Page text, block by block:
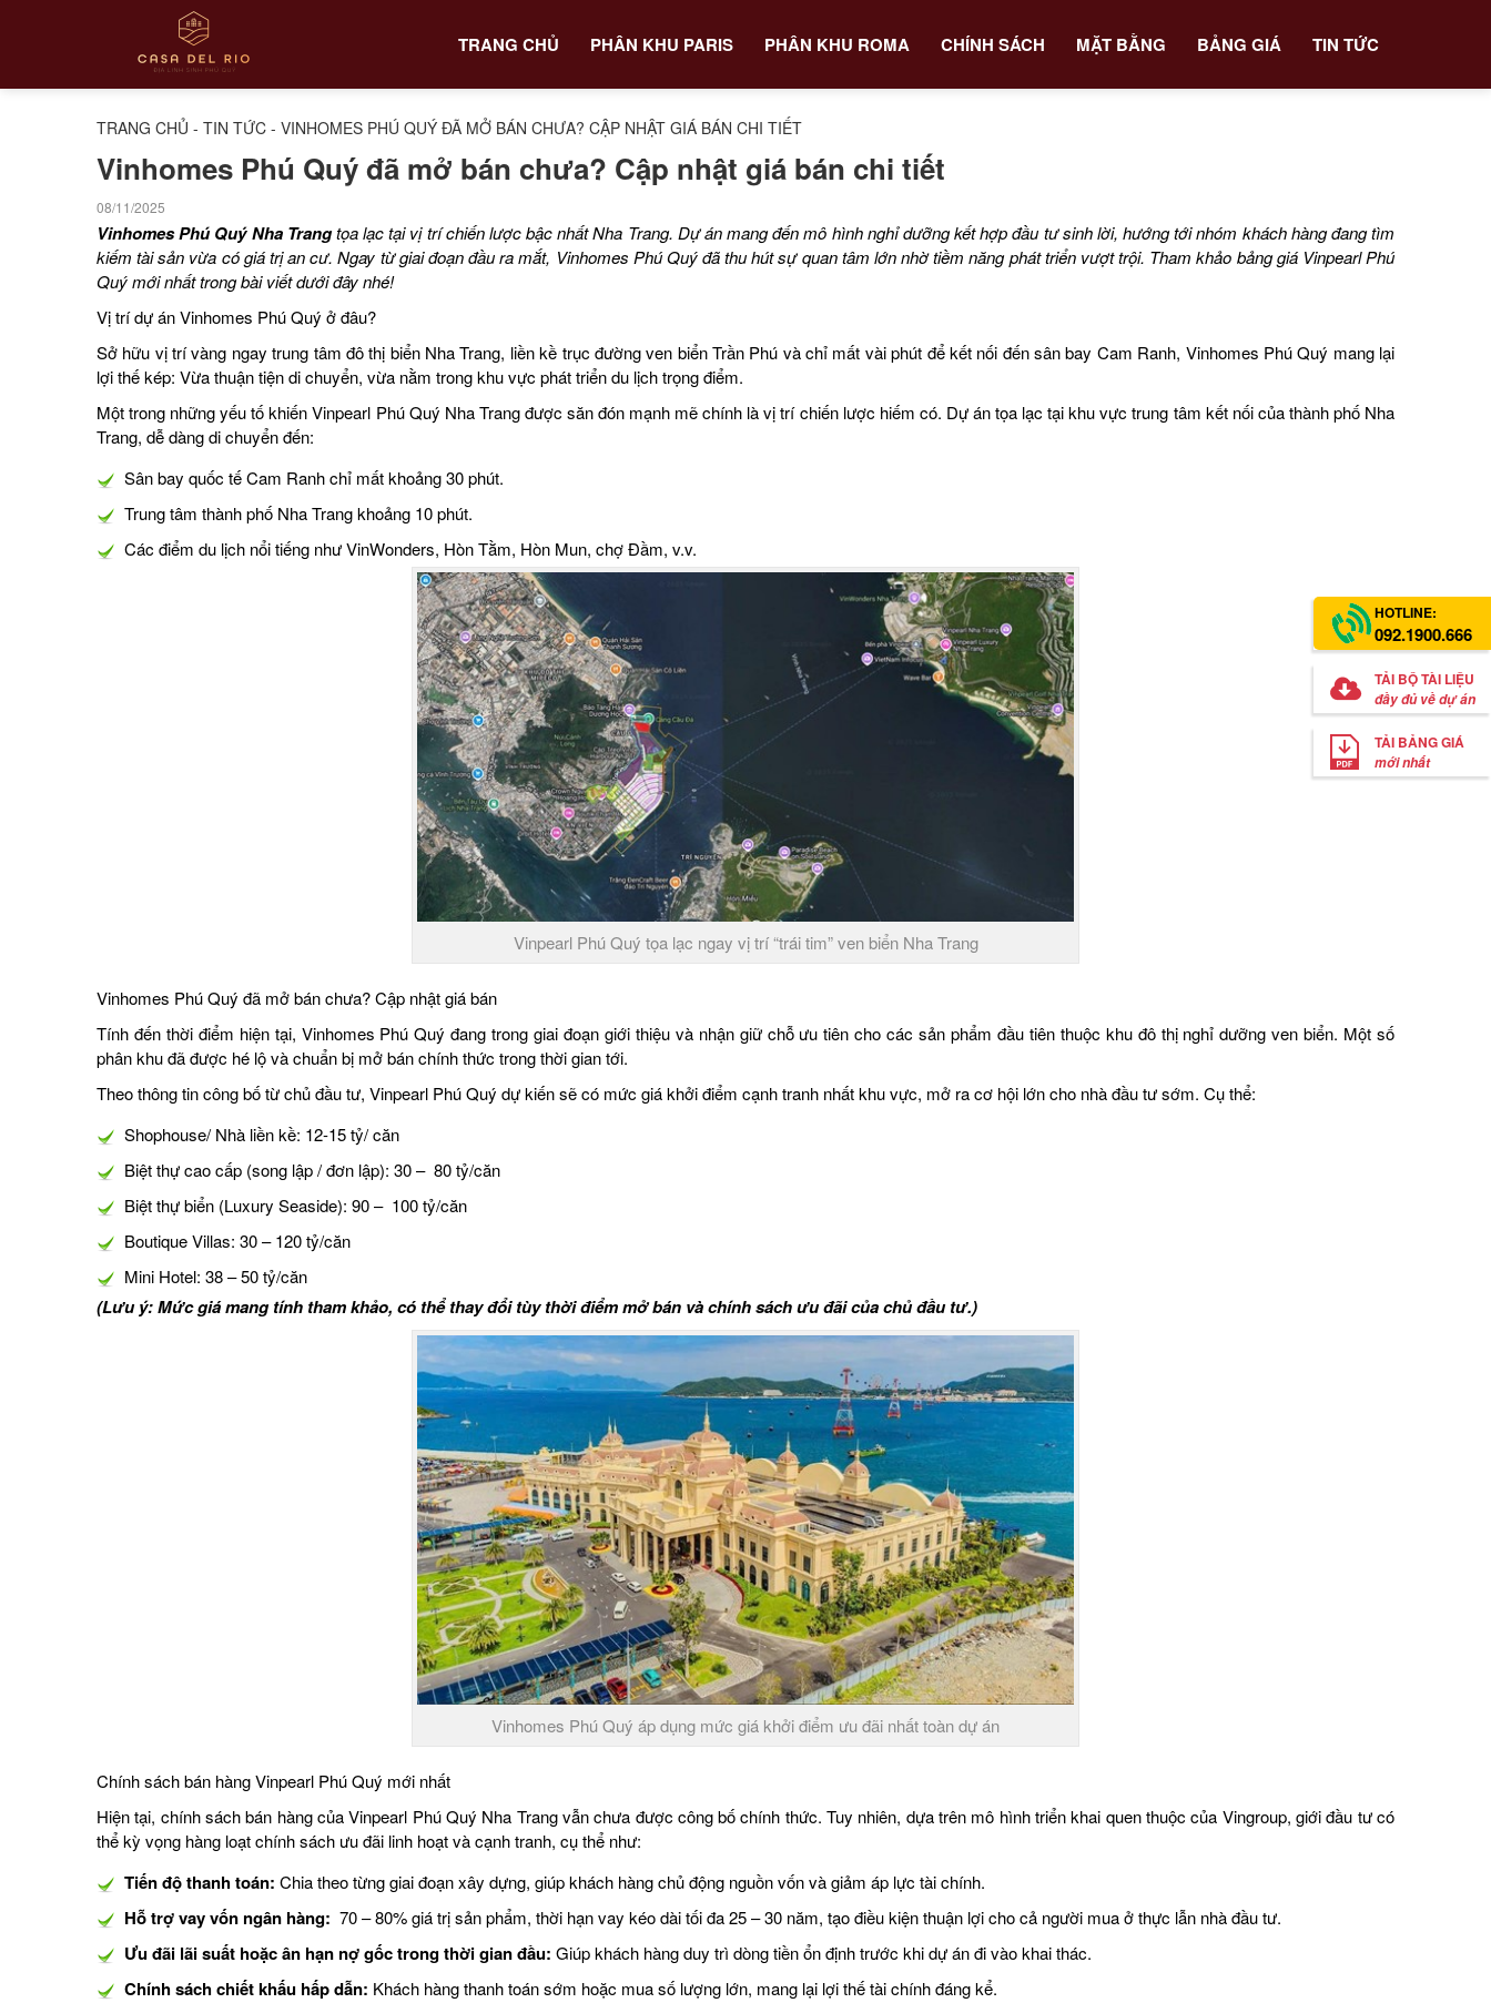
TRANG CHỦ PHÂN KHU PARIS PHÂN KHU ROMA CHÍNH SÁCH MẶT BẰNG BẢNG GIÁ TIN TỨC
TRANG CHỦ - TIN TỨC - VINHOMES PHÚ QUÝ ĐÃ MỞ BÁN CHƯA? CẬP NHẬT GIÁ BÁN CHI TIẾT
Vinhomes Phú Quý đã mở bán chưa? Cập nhật giá bán chi tiết
08/11/2025
Vinhomes Phú Quý Nha Trangtọa lạc tại vị trí chiến lược bậc nhất Nha Trang. Dự án mang đến mô hình nghỉ dưỡng kết hợp đầu tư sinh lời, hướng tới nhóm khách hàng đang tìm
kiếm tài sản vừa có giá trị an cư. Ngay từ giai đoạn đầu ra mắt, Vinhomes Phú Quý đã thu hút sự quan tâm lớn nhờ tiềm năng phát triển vượt trội. Tham khảo bảng giá Vinpearl Phú
Quý mới nhất trong bài viết dưới đây nhé!
Vị trí dự án Vinhomes Phú Quý ở đâu?
Sở hữu vị trí vàng ngay trung tâm đô thị biển Nha Trang, liền kề trục đường ven biển Trần Phú và chỉ mất vài phút để kết nối đến sân bay Cam Ranh, Vinhomes Phú Quý mang lại
lợi thế kép: Vừa thuận tiện di chuyển, vừa nằm trong khu vực phát triển du lịch trọng điểm.
Một trong những yếu tố khiến Vinpearl Phú Quý Nha Trang được săn đón mạnh mẽ chính là vị trí chiến lược hiếm có. Dự án tọa lạc tại khu vực trung tâm kết nối của thành phố Nha
Trang, dễ dàng di chuyển đến:
Sân bay quốc tế Cam Ranh chỉ mất khoảng 30 phút.
Trung tâm thành phố Nha Trang khoảng 10 phút.
Các điểm du lịch nổi tiếng như VinWonders, Hòn Tằm, Hòn Mun, chợ Đầm, v.v.
Vinpearl Phú Quý tọa lạc ngay vị trí “trái tim” ven biển Nha Trang
Vinhomes Phú Quý đã mở bán chưa? Cập nhật giá bán
Tính đến thời điểm hiện tại, Vinhomes Phú Quý đang trong giai đoạn giới thiệu và nhận giữ chỗ ưu tiên cho các sản phẩm đầu tiên thuộc khu đô thị nghỉ dưỡng ven biển. Một số
phân khu đã được hé lộ và chuẩn bị mở bán chính thức trong thời gian tới.
Theo thông tin công bố từ chủ đầu tư, Vinpearl Phú Quý dự kiến sẽ có mức giá khởi điểm cạnh tranh nhất khu vực, mở ra cơ hội lớn cho nhà đầu tư sớm. Cụ thể:
Shophouse/ Nhà liền kề: 12-15 tỷ/ căn
Biệt thự cao cấp (song lập / đơn lập): 30 – 80 tỷ/căn
Biệt thự biển (Luxury Seaside): 90 – 100 tỷ/căn
Boutique Villas: 30 – 120 tỷ/căn
Mini Hotel: 38 – 50 tỷ/căn
(Lưu ý: Mức giá mang tính tham khảo, có thể thay đổi tùy thời điểm mở bán và chính sách ưu đãi của chủ đầu tư.)
Vinhomes Phú Quý áp dụng mức giá khởi điểm ưu đãi nhất toàn dự án
Chính sách bán hàng Vinpearl Phú Quý mới nhất
Hiện tại, chính sách bán hàng của Vinpearl Phú Quý Nha Trang vẫn chưa được công bố chính thức. Tuy nhiên, dựa trên mô hình triển khai quen thuộc của Vingroup, giới đầu tư có
thể kỳ vọng hàng loạt chính sách ưu đãi linh hoạt và cạnh tranh, cụ thể như:
Tiến độ thanh toán: Chia theo từng giai đoạn xây dựng, giúp khách hàng chủ động nguồn vốn và giảm áp lực tài chính.
Hỗ trợ vay vốn ngân hàng: 70 – 80% giá trị sản phẩm, thời hạn vay kéo dài tối đa 25 – 30 năm, tạo điều kiện thuận lợi cho cả người mua ở thực lẫn nhà đầu tư.
Ưu đãi lãi suất hoặc ân hạn nợ gốctrong thời gian đầu: Giúp khách hàng duy trì dòng tiền ổn định trước khi dự án đi vào khai thác.
Chính sách chiết khấu hấp dẫn: Khách hàng thanh toán sớm hoặc mua số lượng lớn, mang lại lợi thế tài chính đáng kể.
HOTLINE:
092.1900.666
TẢI BỘ TÀI LIỆU
đầy đủ về dự án
TẢI BẢNG GIÁ
mới nhất